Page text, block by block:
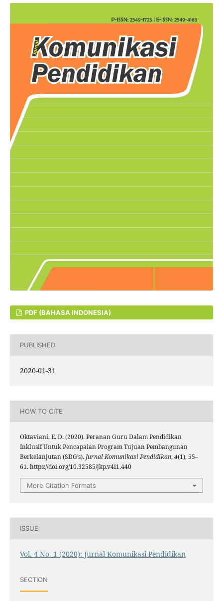
PDF (BAHASA INDONESIA)
PUBLISHED
2020-01-31
HOW TO CITE
Oktaviani, E. D. (2020). Peranan Guru Dalam Pendidikan
Inklusif Untuk Pencapaian Program Tujuan Pembangunan
Berkelanjutan (SDG’s). Jurnal Komunikasi Pendidikan,4(1), 55–
61. https://doi.org/10.32585/jkp.v4i1.440
More Citation Formats
ISSUE
Vol. 4 No. 1 (2020): Jurnal Komunikasi Pendidikan
SECTION